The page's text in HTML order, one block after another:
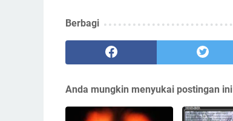
Berbagi
Anda mungkin menyukai postingan ini